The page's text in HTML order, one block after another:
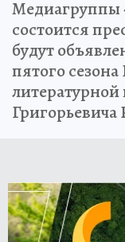
Медиагруппы
состоится
будут
пятого
Григорьевича